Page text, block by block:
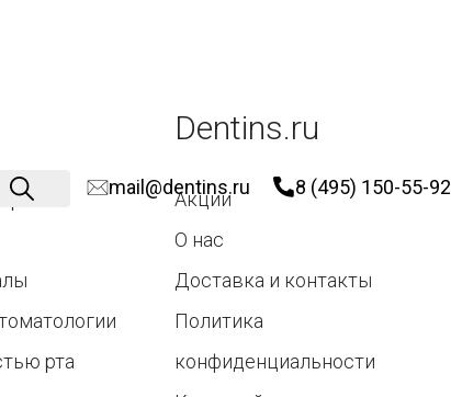
mail@dentins.ru 8 (495) 150-55-92
рта
Dentins.ru
Акции
О нас
Доставка и контакты
Политика
конфиденциальности